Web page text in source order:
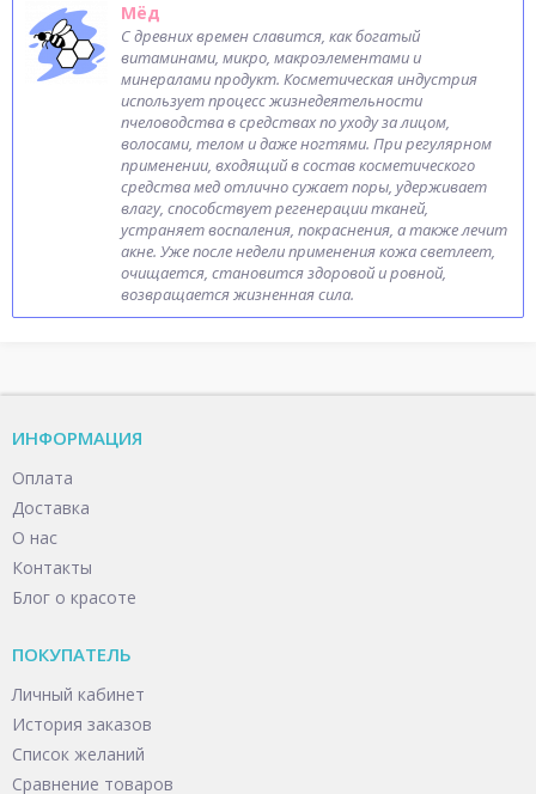
Мёд
С древних времен славится, как богатый
витаминами, микро, макроэлементами и
минералами продукт. Косметическая индустрия
использует процесс жизнедеятельности
пчеловодства в средствах по уходу за лицом,
волосами, телом и даже ногтями. При регулярном
применении, входящий в состав косметического
средства мед отлично сужает поры, удерживает
влагу, способствует регенерации тканей,
устраняет воспаления, покраснения, а также лечит
акне. Уже после недели применения кожа светлеет,
очищается, становится здоровой и ровной,
возвращается жизненная сила.
ИНФОРМАЦИЯ
Оплата
Доставка
О нас
Контакты
Блог о красоте
ПОКУПАТЕЛЬ
Личный кабинет
История заказов
Список желаний
Сравнение товаров